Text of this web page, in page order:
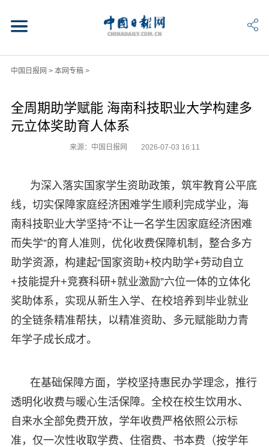
中国日报网 > 本网专稿>
全周期助学赋能 海南科技职业大学构建多
元立体奖助育人体系
来源：中国日报网 2026-07-03 16:11
为深入落实国家学生资助政策，筑牢教育公平底
线，切实保障家庭经济困难学生顺利完成学业，海
南科技职业大学坚持“不让一名学生因家庭经济困难
而失学”的育人准则，优化收费保障机制，整合多方
助学资源，构建起“国家资助+校内助学+劳动自立
+技能提升+竞赛科研+就业激励”六位一体的立体化
奖助体系，实现从新生入学、在校培养到毕业就业
的全链条精准帮扶，以精准资助、多元赋能助力青
年学子成长成才。
在基础保障方面，学校坚持惠民办学理念，推行
透明化收费与暖心生活保障。全校在校生饮用水、
自来水全部免费开放，学年收费严格依照公示标
准，仅一次性收取学费、住宿费、书本费（按学年